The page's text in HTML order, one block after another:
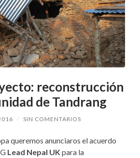
reconstrucción
de Tandrang
/ SIN COMENTARIOS
queremos anunciaros el acuerdo
Lead Nepal UK para la